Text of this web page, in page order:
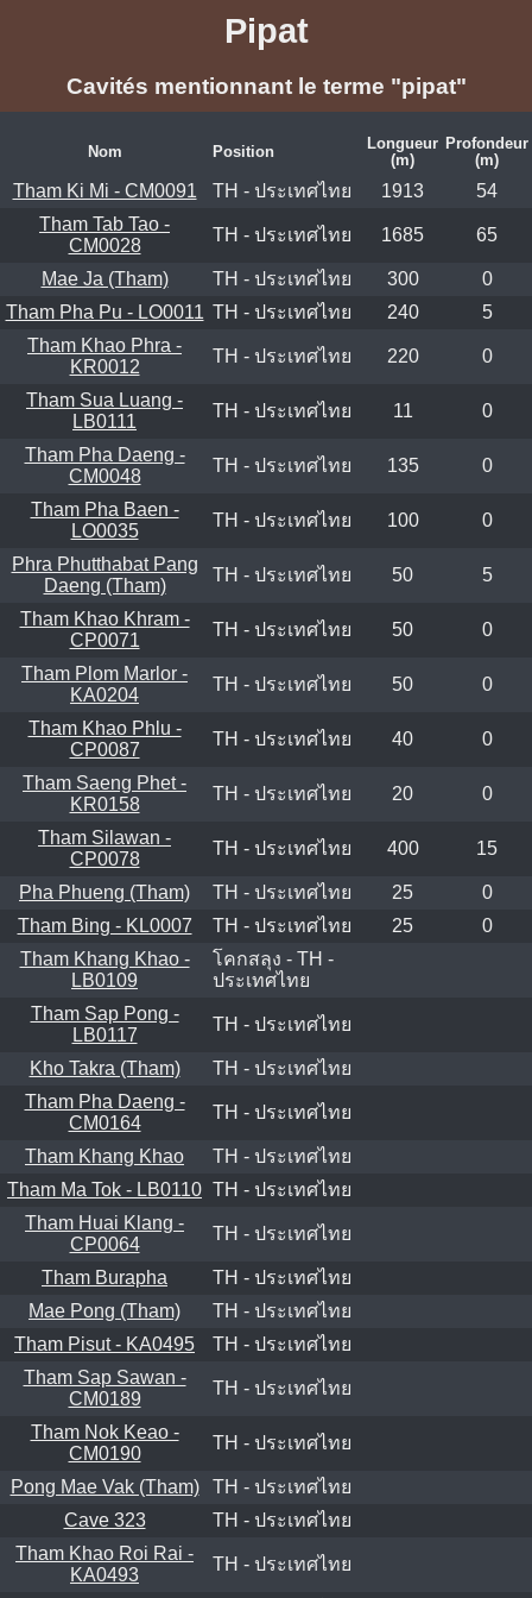
Pipat
Cavités mentionnant le terme "pipat"
Nom Position
Longueur
(m)
Profondeur
(m)
Tham Ki Mi - CM0091 TH - ประเทศไทย 1913
54
Tham Tab Tao -
CM0028
TH - ประเทศไทย 1685 65
Mae Ja (Tham) TH - ประเทศไทย 300
0
Tham Pha Pu - LO0011 TH - ประเทศไทย 240
5
Tham Khao Phra -
KR0012
TH - ประเทศไทย 220 0
Tham Sua Luang -
LB0111
TH - ประเทศไทย 11 0
Tham Pha Daeng -
CM0048
TH - ประเทศไทย 135 0
Tham Pha Baen -
LO0035
TH - ประเทศไทย 100 0
Phra Phutthabat Pang
Daeng (Tham)
TH - ประเทศไทย 50 5
Tham Khao Khram -
CP0071
TH - ประเทศไทย 50 0
Tham Plom Marlor -
KA0204
TH - ประเทศไทย 50 0
Tham Khao Phlu -
CP0087
TH - ประเทศไทย 40 0
Tham Saeng Phet -
KR0158
TH - ประเทศไทย 20 0
Tham Silawan -
CP0078
TH - ประเทศไทย 400 15
Pha Phueng (Tham) TH - ประเทศไทย 25
0
Tham Bing - KL0007
TH - ประเทศไทย 25
0
Tham Khang Khao -
LB0109
โคกสลุง - TH -
ประเทศไทย
Tham Sap Pong -
LB0117
TH - ประเทศไทย
Kho Takra (Tham)
TH - ประเทศไทย
Tham Pha Daeng -
CM0164
TH - ประเทศไทย
Tham Khang Khao
TH - ประเทศไทย
Tham Ma Tok - LB0110 TH - ประเทศไทย
Tham Huai Klang -
CP0064
TH - ประเทศไทย
Tham Burapha
TH - ประเทศไทย
Mae Pong (Tham)
TH - ประเทศไทย
Tham Pisut - KA0495
TH - ประเทศไทย
Tham Sap Sawan -
CM0189
TH - ประเทศไทย
Tham Nok Keao -
CM0190
TH - ประเทศไทย
Pong Mae Vak (Tham)
TH - ประเทศไทย
Cave 323
TH - ประเทศไทย
Tham Khao Roi Rai -
KA0493
TH - ประเทศไทย